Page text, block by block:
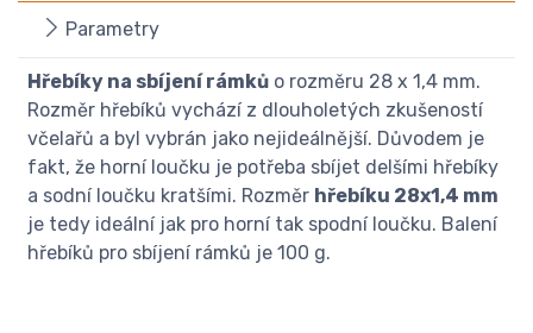
Parametry
Hřebíky na sbíjení rámků o rozměru 28 x 1,4 mm.
Rozměr hřebíků vychází z dlouholetých zkušeností
včelařů a byl vybrán jako nejideálnější. Důvodem je
fakt, že horní loučku je potřeba sbíjet delšími hřebíky
a sodní loučku kratšími. Rozměr hřebíku 28x1,4 mm
je tedy ideální jak pro horní tak spodní loučku. Balení
hřebíků pro sbíjení rámků je 100 g.